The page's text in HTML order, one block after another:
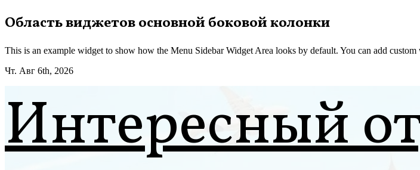
Перейти
к
Область виджетов основной боковой колонки
This is an example widget to show how the Menu Sidebar Widget Area looks by default. You can add custom
Чт. Авг 6th, 2026
Интересный